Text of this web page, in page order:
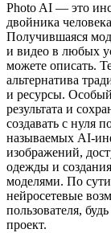
Photo AI — это
двойника
Получившаяся
и видео в любых
можете описать.
альтернатива
и ресурсы. Особый
результата и
создавать с нуля
называемых AI-
изображений,
одежды и
моделями. По
нейросетевые
пользователя,
проект.